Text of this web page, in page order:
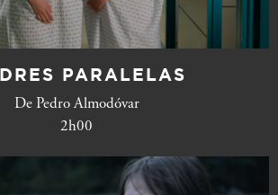
PARALELAS
De Pedro Almodóvar
2h00